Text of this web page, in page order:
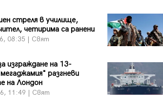
стреля в училище,
четирима са ранени
08:35 | Свят
изграждане на 13-
разгневи
на Лондон
11:49 | Свят